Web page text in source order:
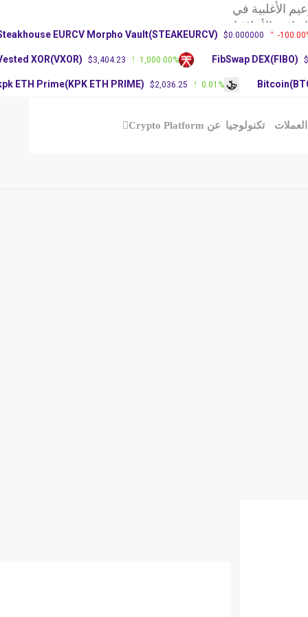
في
الأخلاقيات
البيتكوين مع
تكنولوجيا عن Crypto Platform
Steakhouse EURCV Morpho Vault(STEAKEURCV) $0.000000 -
Vested XOR(VXOR) $3,404.23 1,000.00% FibSwap
kpk ETH Prime(KPK ETH PRIME) $2,036.25 0.01%